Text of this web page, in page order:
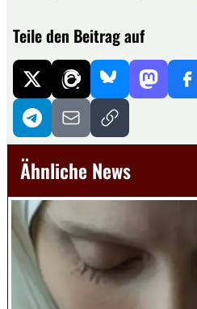
Teile den Beitrag auf
Ähnliche News